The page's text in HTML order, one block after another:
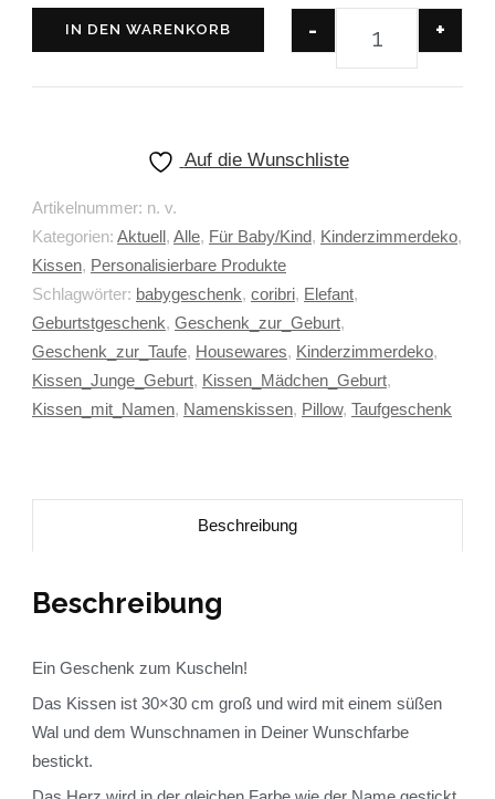
- +
IN DEN WARENKORB
Auf die Wunschliste
Artikelnummer: n. v.
Kategorien: Aktuell, Alle, Für Baby/Kind, Kinderzimmerdeko,
Kissen, Personalisierbare Produkte
Schlagwörter: babygeschenk, coribri, Elefant,
Geburtstgeschenk, Geschenk_zur_Geburt,
Geschenk_zur_Taufe, Housewares, Kinderzimmerdeko,
Kissen_Junge_Geburt, Kissen_Mädchen_Geburt,
Kissen_mit_Namen, Namenskissen, Pillow, Taufgeschenk
Beschreibung
Beschreibung
Ein Geschenk zum Kuscheln!
Das Kissen ist 30×30 cm groß und wird mit einem süßen
Wal und dem Wunschnamen in Deiner Wunschfarbe
bestickt.